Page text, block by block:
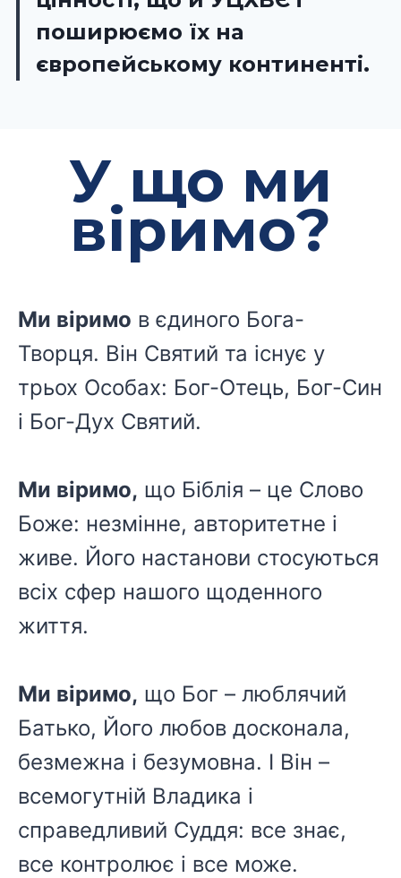
поширюємо їх на
європейському континенті.
У що ми
віримо?
Ми віримо в єдиного Бога-
Творця. Він Святий та існує у
трьох Особах: Бог-Отець, Бог-Син
і Бог-Дух Святий.
Ми віримо, що Біблія – це Слово
Боже: незмінне, авторитетне і
живе. Його настанови стосуються
всіх сфер нашого щоденного
життя.
Ми віримо, що Бог – люблячий
Батько, Його любов досконала,
безмежна і безумовна. І Він –
всемогутній Владика і
справедливий Суддя: все знає,
все контролює і все може.